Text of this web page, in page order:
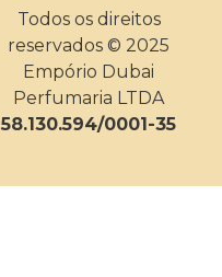
Todos os direitos
reservados © 2025
Empório Dubai
Perfumaria LTDA
58.130.594/0001-35